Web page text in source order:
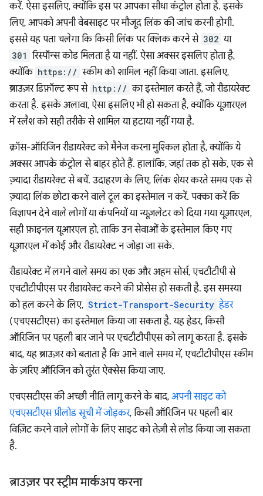
करें. ऐसा इसलिए, क्योंकि इस पर आपका सीधा कंट्रोल होता है. इसके
लिए, आपको अपनी वेबसाइट पर मौजूद लिंक की जांच करनी होगी.
इससे यह पता चलेगा कि किसी लिंक पर क्लिक करने से 302 या
301 रिस्पॉन्स कोड मिलता है या नहीं. ऐसा अक्सर इसलिए होता है,
क्योंकि https:// स्कीम को शामिल नहीं किया जाता. इसलिए,
ब्राउज़र डिफ़ॉल्ट रूप से http:// का इस्तेमाल करते हैं, जो रीडायरेक्ट
करता है. इसके अलावा, ऐसा इसलिए भी हो सकता है, क्योंकि यूआरएल
में स्लैश को सही तरीके से शामिल या हटाया नहीं गया है.
क्रॉस-ऑरिजिन रीडायरेक्ट को मैनेज करना मुश्किल होता है, क्योंकि ये
अक्सर आपके कंट्रोल से बाहर होते हैं. हालांकि, जहां तक हो सके, एक से
ज़्यादा रीडायरेक्ट से बचें. उदाहरण के लिए, लिंक शेयर करते समय एक से
ज़्यादा लिंक छोटा करने वाले टूल का इस्तेमाल न करें. पक्का करें कि
विज्ञापन देने वाले लोगों या कंपनियों या न्यूज़लेटर को दिया गया यूआरएल,
सही फ़ाइनल यूआरएल हो, ताकि उन सेवाओं के इस्तेमाल किए गए
यूआरएल में कोई और रीडायरेक्ट न जोड़ा जा सके.
रीडायरेक्ट में लगने वाले समय का एक और अहम सोर्स, एचटीटीपी से
एचटीटीपीएस पर रीडायरेक्ट करने की प्रोसेस हो सकती है. इस समस्या
को हल करने के लिए, Strict-Transport-Security हेडर
(एचएसटीएस) का इस्तेमाल किया जा सकता है. यह हेडर, किसी
ऑरिजिन पर पहली बार जाने पर एचटीटीपीएस को लागू करता है. इसके
बाद, यह ब्राउज़र को बताता है कि आने वाले समय में, एचटीटीपीएस स्कीम
के ज़रिए ऑरिजिन को तुरंत ऐक्सेस किया जाए.
एचएसटीएस की अच्छी नीति लागू करने के बाद, अपनी साइट को
एचएसटीएस प्रीलोड सूची में जोड़कर, किसी ऑरिजिन पर पहली बार
विज़िट करने वाले लोगों के लिए साइट को तेज़ी से लोड किया जा सकता
है.
ब्राउज़र पर स्ट्रीम मार्कअप करना